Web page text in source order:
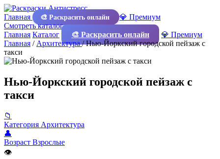
Главная 🎨 Раскрасить онлайн
💎 Премиум
Смотреть каталог
Главная Каталог 🎨 Раскрасить онлайн
💎 Премиум
Главная / Архитектура/Нью-Йоркский городской пейзаж с
такси
Нью-Йоркский городской пейзаж с
такси
📁
Категория Архитектура
👤
Возраст Взрослые
👁